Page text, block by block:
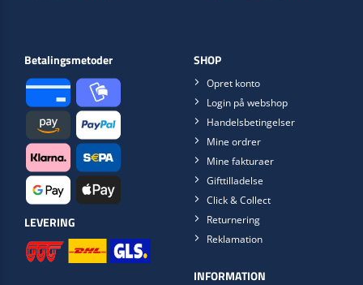
Betalingsmetoder
LEVERING
SHOP
Opret konto
Login på webshop
Handelsbetingelser
Mine ordrer
Mine fakturaer
Gifttilladelse
Click & Collect
Returnering
Reklamation
INFORMATION